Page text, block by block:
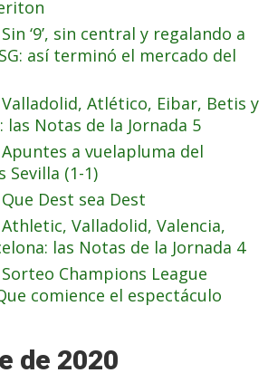
Sin ‘9’, sin central y regalando a
así terminó el mercado del
Valladolid, Atlético, Eibar, Betis y
las Notas de la Jornada 5
Apuntes a vuelapluma del
Sevilla (1-1)
Que Dest sea Dest
Athletic, Valladolid, Valencia,
las Notas de la Jornada 4
Sorteo Champions League
comience el espectáculo
de 2020